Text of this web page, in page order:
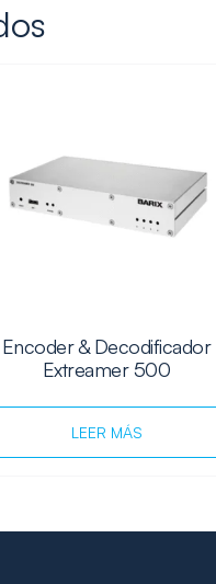
Encoder & Decodificador
Extreamer 500
LEER MÁS